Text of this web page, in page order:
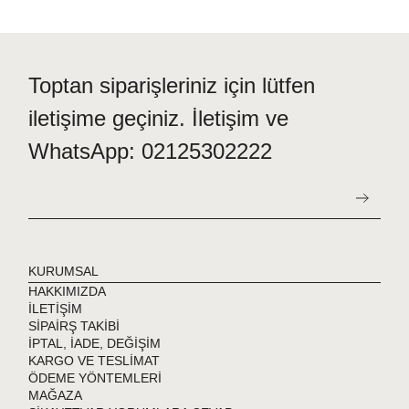
Toptan siparişleriniz için lütfen
iletişime geçiniz. İletişim ve
WhatsApp: 02125302222
KURUMSAL
HAKKIMIZDA
İLETİŞİM
SİPAİRŞ TAKİBİ
İPTAL, İADE, DEĞİŞİM
KARGO VE TESLİMAT
ÖDEME YÖNTEMLERİ
MAĞAZA